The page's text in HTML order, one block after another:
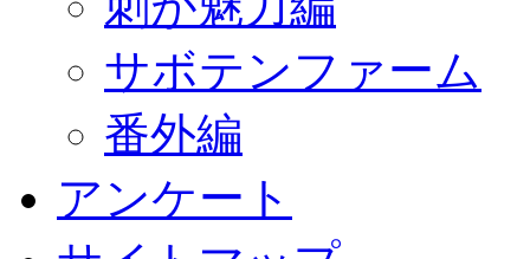
サボテンファーム
番外編
アンケート